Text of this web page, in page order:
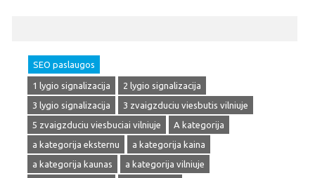
SEO paslaugos
1 lygio signalizacija
2 lygio signalizacija
3 lygio signalizacija
3 zvaigzduciu viesbutis vilniuje
5 zvaigzduciu viesbuciai vilniuje
A kategorija
a kategorija eksternu
a kategorija kaina
a kategorija kaunas
a kategorija vilniuje